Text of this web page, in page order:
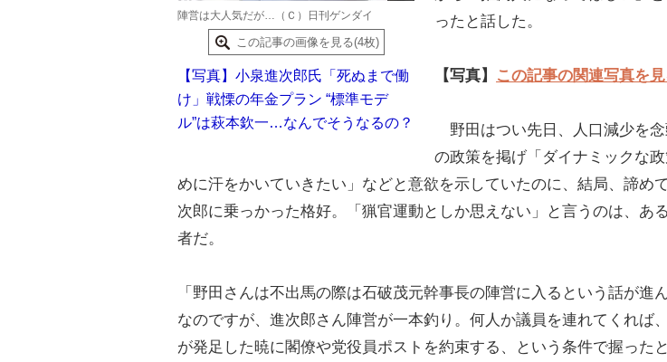
陣営は大人気だが…（Ｃ）日刊ゲンダイ
この記事の画像を見る(4枚)
【写真】小泉進次郎氏「死ぬまで働
け」戦慄の年金プラン “標準モデ
ル”は萩本欽一…なんでそうなるの？
ったと話した。
【写真】 この記事の関連写真を見
野田はつい先日、人口減少を
の政策を掲げ「ダイナミックな
めに汗をかいていきたい」などと意欲を示していたのに、結局、諦め
次郎に乗っかった格好。「猟官運動としか思えない」と言うのは、あ
者だ。
「野田さんは不出馬の際は石破茂元幹事長の陣営に入るという話が進
なのですが、進次郎さん陣営が一本釣り。何人か議員を連れてくれば
が発足した暁に閣僚や党役員ポストを約束する、という条件で握った